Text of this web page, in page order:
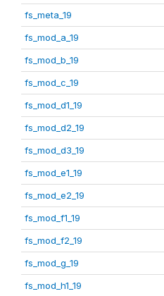
fs_meta_19
fs_mod_a_19
fs_mod_b_19
fs_mod_c_19
fs_mod_d1_19
fs_mod_d2_19
fs_mod_d3_19
fs_mod_e1_19
fs_mod_e2_19
fs_mod_f1_19
fs_mod_f2_19
fs_mod_g_19
fs_mod_h1_19